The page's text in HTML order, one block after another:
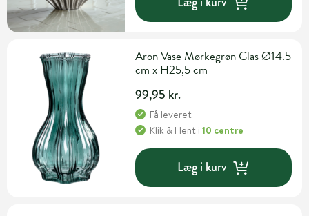
Aron Vase Mørkegrøn Glas Ø14.5
cm x H25,5 cm
99,95 kr.
Få leveret
Klik & Hent i10 centre
Læg i kurv